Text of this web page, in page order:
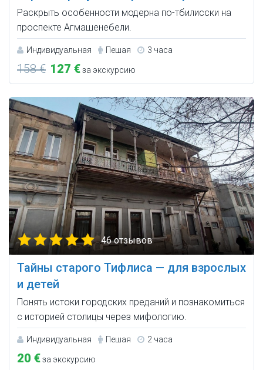
Раскрыть особенности модерна по-тбилисски на
проспекте Агмашенебели.
Индивидуальная Пешая 3 часа
158 € 127 €за экскурсию
46 отзывов
Тайны старого Тифлиса — для взрослых
и детей
Понять истоки городских преданий и познакомиться
с историей столицы через мифологию.
Индивидуальная Пешая 2 часа
20 €за экскурсию